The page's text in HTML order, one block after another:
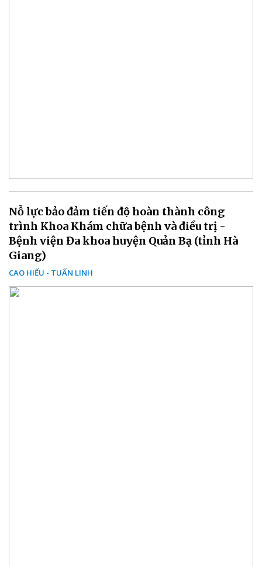
Nỗ lực bảo đảm tiến độ hoàn thành công
trình Khoa Khám chữa bệnh và điều trị -
Bệnh viện Đa khoa huyện Quản Bạ (tỉnh Hà
Giang)
CAO HIẾU - TUẤN LINH